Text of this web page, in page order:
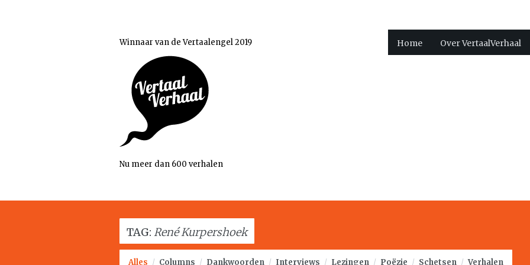
Winnaar van de Vertaalengel 2019
Nu meer dan 600 verhalen
Home Over VertaalVerhaal
TAG: René Kurpershoek
Alles / Columns / Dankwoorden / Interviews / Lezingen / Poëzie / Schetsen / Verhalen